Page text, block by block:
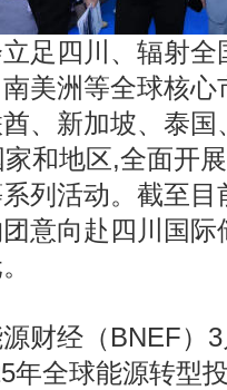
足四川、辐射
美洲等全球核
、新加坡、泰
和地区,全面开
列活动。截至
意向赴四川国
财经（BNEF）
年全球能源转型